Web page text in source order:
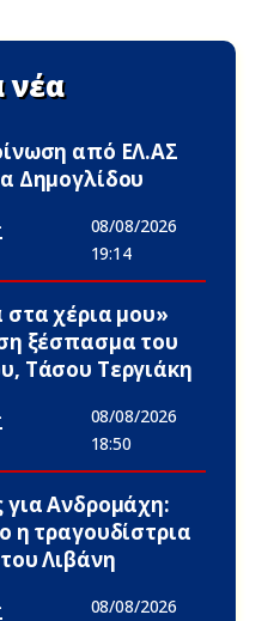
νέα
από ΕΛ.ΑΣ
Δημογλίδου
08/08/2026
19:14
χέρια μου»
ξέσπασμα του
Τάσου Τεργιάκη
08/08/2026
18:50
για Ανδρομάχη:
η τραγουδίστρια
Λιβάνη
08/08/2026